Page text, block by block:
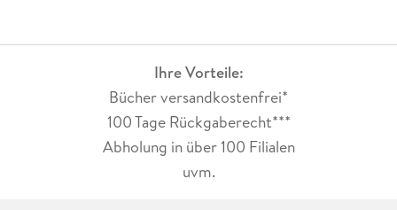
Ihre Vorteile:
Bücher versandkostenfrei*
100 Tage Rückgaberecht***
Abholung in über 100 Filialen
uvm.